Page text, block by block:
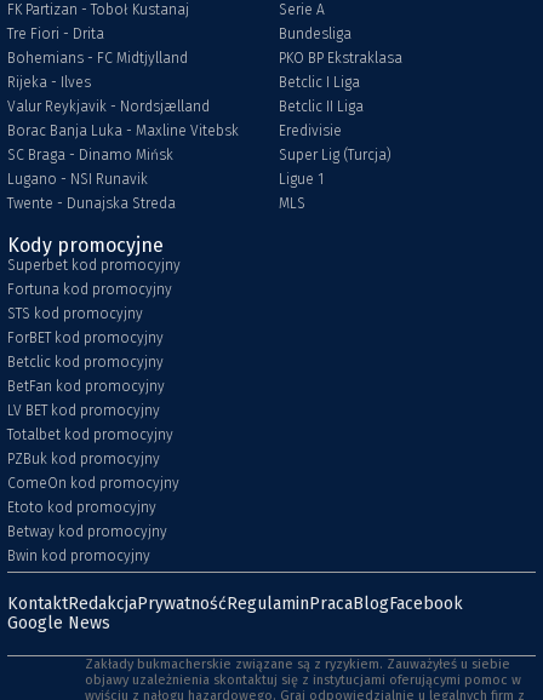
FK Partizan - Toboł Kustanaj
Tre Fiori - Drita
Bohemians - FC Midtjylland
Rijeka - Ilves
Valur Reykjavik - Nordsjælland
Borac Banja Luka - Maxline Vitebsk
SC Braga - Dinamo Mińsk
Lugano - NSI Runavik
Twente - Dunajska Streda
Serie A
Bundesliga
PKO BP Ekstraklasa
Betclic I Liga
Betclic II Liga
Eredivisie
Super Lig (Turcja)
Ligue 1
MLS
Kody promocyjne
Superbet kod promocyjny
Fortuna kod promocyjny
STS kod promocyjny
ForBET kod promocyjny
Betclic kod promocyjny
BetFan kod promocyjny
LV BET kod promocyjny
Totalbet kod promocyjny
PZBuk kod promocyjny
ComeOn kod promocyjny
Etoto kod promocyjny
Betway kod promocyjny
Bwin kod promocyjny
KontaktRedakcjaPrywatnośćRegulaminPracaBlogFacebook
Google News
Zakłady bukmacherskie związane są z ryzykiem. Zauważyłeś u siebie
objawy uzależnienia skontaktuj się z instytucjami oferującymi pomoc w
wyjściu z nałogu hazardowego. Graj odpowiedzialnie u legalnych firm z